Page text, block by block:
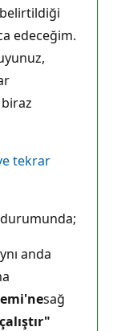
belirtildiği
edeceğim.
tekrar
anda
sağ